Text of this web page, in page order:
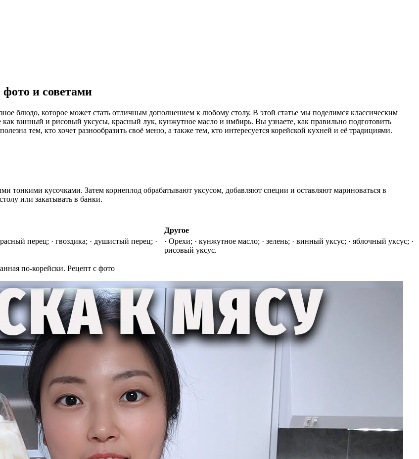
и советами
блюдо, которое может стать отличным дополнением к любому столу. В этой статье мы поделимся классическим
винный и рисовый уксусы, красный лук, кунжутное масло и имбирь. Вы узнаете, как правильно подготовить
тем, кто хочет разнообразить своё меню, а также тем, кто интересуется корейской кухней и её традициями.
тонкими кусочками. Затем корнеплод обрабатывают уксусом, добавляют специи и оставляют мариноваться в
или закатывать в банки.
Другое
перец; · гвоздика; · душистый перец; ·
· Орехи; · кунжутное масло; · зелень; · винный уксус; · яблочный уксус; ·
рисовый уксус.